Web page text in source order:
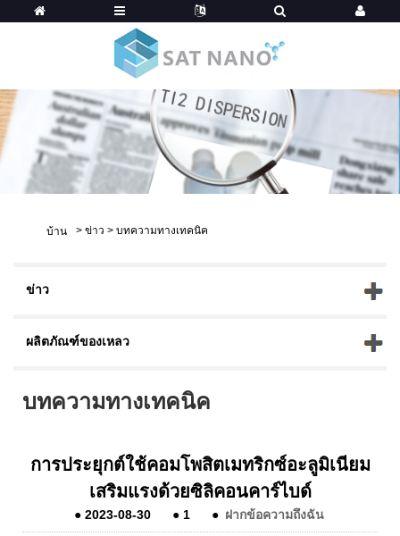
บ้าน > ข่าว > บทความทางเทคนิค
ข่าว
ผลิตภัณฑ์ของเหลว
บทความทางเทคนิค
การประยุกต์ใช้คอมโพสิตเมทริกซ์อะลูมิเนียม
เสริมแรงด้วยซิลิคอนคาร์ไบด์
● 2023-08-30 ● 1 ● ฝากข้อความถึงฉัน